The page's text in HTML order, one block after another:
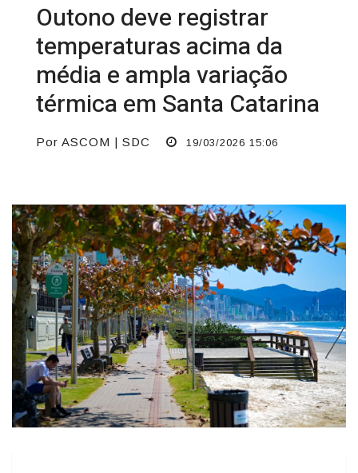
Outono deve registrar
temperaturas acima da
média e ampla variação
térmica em Santa Catarina
Por ASCOM | SDC 19/03/2026 15:06